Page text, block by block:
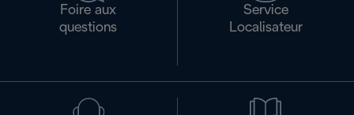
Foire aux
questions
Service
Localisateur